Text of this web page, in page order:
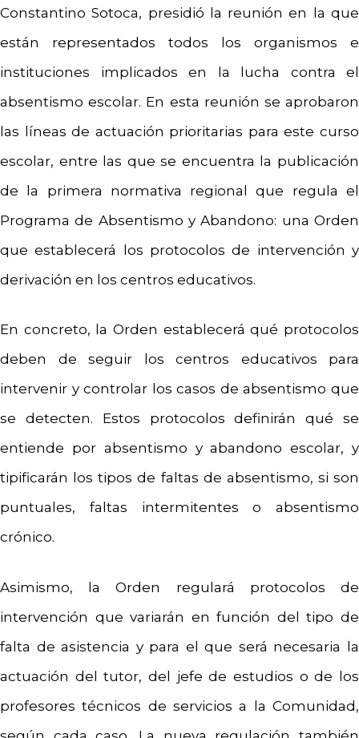
Constantino Sotoca, presidió la reunión en la que
están representados todos los organismos e
instituciones implicados en la lucha contra el
absentismo escolar. En esta reunión se aprobaron
las líneas de actuación prioritarias para este curso
escolar, entre las que se encuentra la publicación
de la primera normativa regional que regula el
Programa de Absentismo y Abandono: una Orden
que establecerá los protocolos de intervención y
derivación en los centros educativos.
En concreto, la Orden establecerá qué protocolos
deben de seguir los centros educativos para
intervenir y controlar los casos de absentismo que
se detecten. Estos protocolos definirán qué se
entiende por absentismo y abandono escolar, y
tipificarán los tipos de faltas de absentismo, si son
puntuales, faltas intermitentes o absentismo
crónico.
Asimismo, la Orden regulará protocolos de
intervención que variarán en función del tipo de
falta de asistencia y para el que será necesaria la
actuación del tutor, del jefe de estudios o de los
profesores técnicos de servicios a la Comunidad,